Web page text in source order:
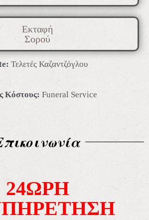
Εκταφή
Σορού
Τελετές Καζαντζόγλου
Κόστους: Funeral Service
24ΩΡΗ